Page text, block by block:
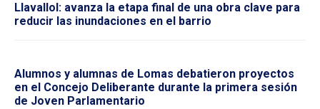
Llavallol: avanza la etapa final de una obra clave para
reducir las inundaciones en el barrio
Alumnos y alumnas de Lomas debatieron proyectos
en el Concejo Deliberante durante la primera sesión
de Joven Parlamentario